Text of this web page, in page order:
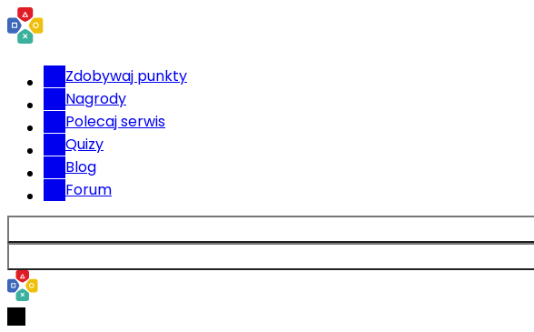
Zdobywaj punkty
Nagrody
Polecaj serwis
Quizy
Blog
Forum